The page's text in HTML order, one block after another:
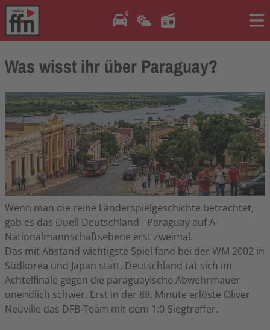
6
Was wisst ihr über Paraguay?
Wenn man die reine Länderspielgeschichte betrachtet,
gab es das Duell Deutschland - Paraguay auf A-
Nationalmannschaftsebene erst zweimal.
Das mit Abstand wichtigste Spiel fand bei der WM 2002 in
Südkorea und Japan statt. Deutschland tat sich im
Achtelfinale gegen die paraguayische Abwehrmauer
unendlich schwer. Erst in der 88. Minute erlöste Oliver
Neuville das DFB-Team mit dem 1:0-Siegtreffer.